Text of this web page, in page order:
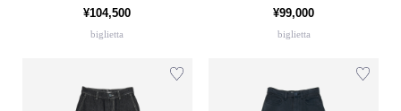
¥104,500
biglietta
¥99,000
biglietta